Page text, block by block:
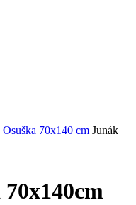
Osuška 70x140 cm Junák